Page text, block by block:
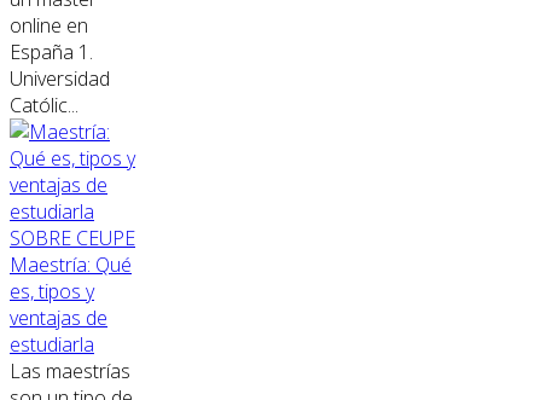
online en
España 1.
Universidad
Católic...
SOBRE CEUPE
Maestría: Qué
es, tipos y
ventajas de
estudiarla
Las maestrías